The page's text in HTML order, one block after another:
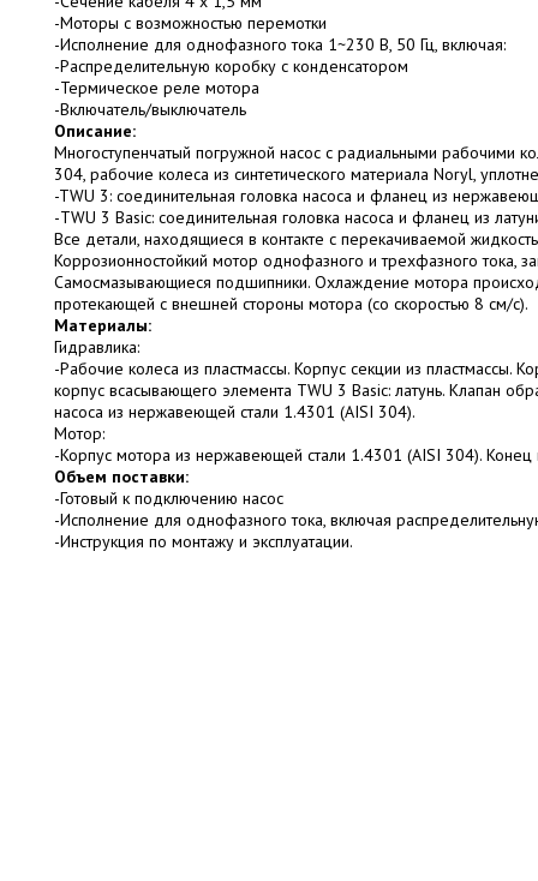
-Моторы с возможностью перемотки
-Исполнение для однофазного тока 1~230 В, 50 Гц, включая:
-Распределительную коробку с конденсатором
-Термическое реле мотора
-Включатель/выключатель
Описание:
Многоступенчатый погружной насос с радиальными рабочими
304, рабочие колеса из синтетического материала Noryl,
-TWU 3: соединительная головка насоса и фланец из
-TWU 3 Basic: соединительная головка насоса и фланец из
Все детали, находящиеся в контакте с перекачиваемой
Коррозионностойкий мотор однофазного и трехфазного тока,
Самосмазывающиеся подшипники. Охлаждение мотора
протекающей с внешней стороны мотора (со скоростью 8 см/с).
Материалы:
Гидравлика:
-Рабочие колеса из пластмассы. Корпус секции из
корпус всасывающего элемента TWU 3 Basic: латунь. Клапан
насоса из нержавеющей стали 1.4301 (AISI 304).
Мотор:
-Корпус мотора из нержавеющей стали 1.4301 (AISI 304).
Объем поставки:
-Готовый к подключению насос
-Исполнение для однофазного тока, включая
-Инструкция по монтажу и эксплуатации.